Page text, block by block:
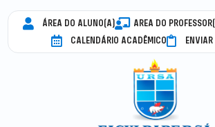
ÁREA DO ALUNO(A) AREA DO
CALENDÁRIO ACADÊMICO